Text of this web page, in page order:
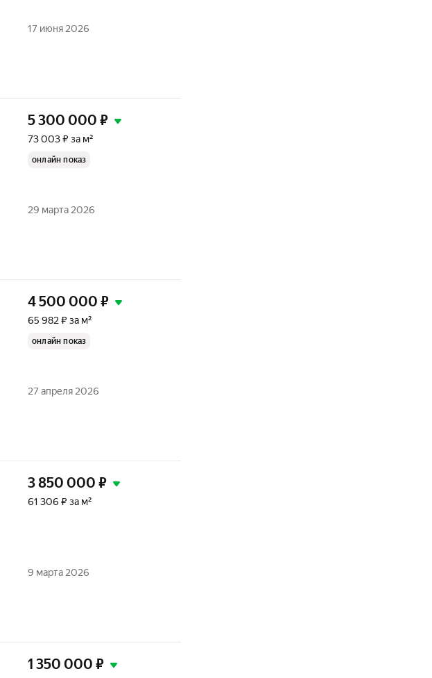
17 июня 2026
5 300 000 ₽
73 003 ₽ за м²
онлайн показ
29 марта 2026
4 500 000 ₽
65 982 ₽ за м²
онлайн показ
27 апреля 2026
3 850 000 ₽
61 306 ₽ за м²
9 марта 2026
1 350 000 ₽